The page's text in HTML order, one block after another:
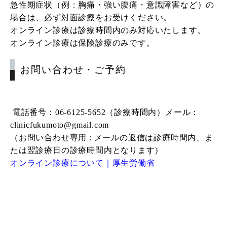
急性期症状（例：胸痛・強い腹痛・意識障害など）の
場合は、 必ず対面診療をお受けください。
オンライン診療は診療時間内のみ対応いたします。
オンライン診療は保険診療のみです。
お問い合わせ・ご予約
電話番号： 06-6125-5652 （診療時間内）メール：
clinicfukumoto@gmail.com
（ お問い合わせ専用 : メールの返信は診療時間内、
ま
たは翌診療日の診療時間内となります)
オンライン診療について｜厚生労働省